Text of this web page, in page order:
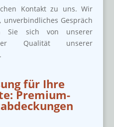
Kontakt zu uns. Wir
Gespräch
Sie sich von unserer
Qualität unserer
für Ihre
Premium-